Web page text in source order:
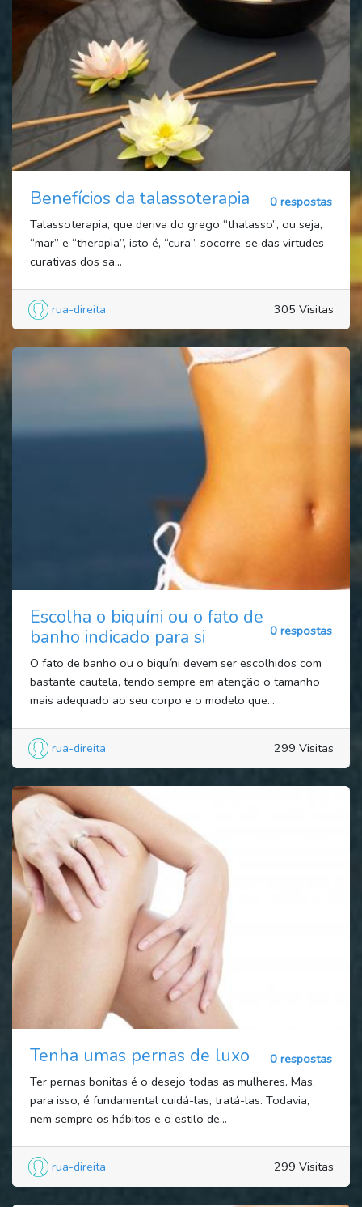
Benefícios da talassoterapia
0 respostas
Talassoterapia, que deriva do grego “thalasso”, ou seja,
“mar” e “therapia”, isto é, “cura”, socorre-se das virtudes
curativas dos sa...
rua-direita 305 Visitas
Escolha o biquíni ou o fato de
banho indicado para si
0 respostas
O fato de banho ou o biquíni devem ser escolhidos com
bastante cautela, tendo sempre em atenção o tamanho
mais adequado ao seu corpo e o modelo que...
rua-direita 299 Visitas
Tenha umas pernas de luxo
0 respostas
Ter pernas bonitas é o desejo todas as mulheres. Mas,
para isso, é fundamental cuidá-las, tratá-las. Todavia,
nem sempre os hábitos e o estilo de...
rua-direita 299 Visitas